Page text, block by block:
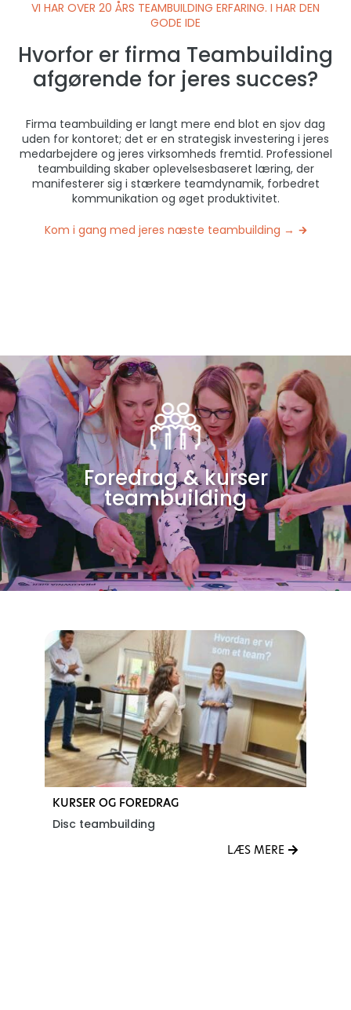
VI HAR OVER 20 ÅRS TEAMBUILDING ERFARING. I HAR DEN
GODE IDE
Hvorfor er firma Teambuilding
afgørende for jeres succes?
Firma teambuilding er langt mere end blot en sjov dag
uden for kontoret; det er en strategisk investering i jeres
medarbejdere og jeres virksomheds fremtid. Professionel
teambuilding skaber oplevelsesbaseret læring, der
manifesterer sig i stærkere teamdynamik, forbedret
kommunikation og øget produktivitet.
Kom i gang med jeres næste teambuilding →
Foredrag & kurser
teambuilding
KURSER OG FOREDRAG
Disc teambuilding
LÆS MERE